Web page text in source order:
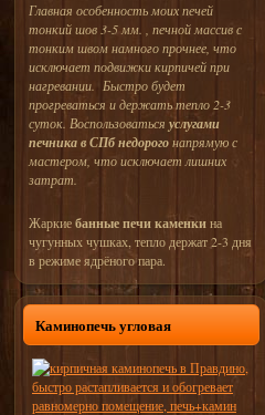
Главная особенность моих печей
тонкий шов 3-5 мм. , печной массив с
тонким швом намного прочнее, что
исключает подвижки кирпичей при
нагревании. Быстро будет
прогреваться и держать тепло 2-3
суток. Воспользоваться услугами
печника в СПб недорогонапрямую с
мастером, что исключает лишних
затрат.
Жаркиебанные печи каменкина
чугунных чушках, тепло держат 2-3 дня
в режиме ядрёного пара.
Каминопечь угловая